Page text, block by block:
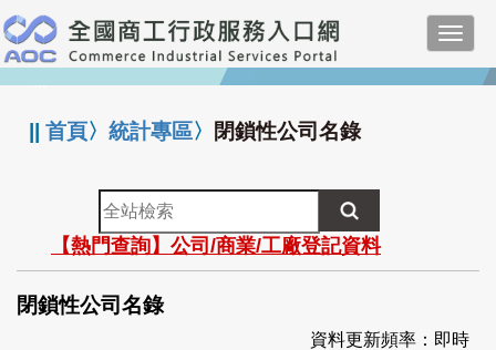
跳
到
主
要
:::
||首頁〉統計專區〉 閉鎖性公司名錄
全
站
檢
索
【熱門查詢】公司/商業/工廠登記資料
閉鎖性公司名錄
資料更新頻率：即時